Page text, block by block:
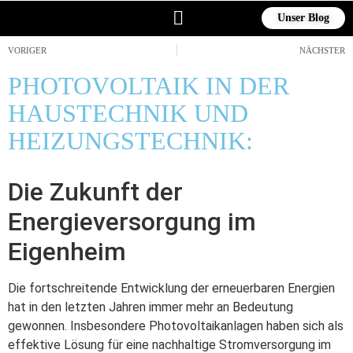
Unser Blog
VORIGER NÄCHSTER
PHOTOVOLTAIK IN DER
HAUSTECHNIK UND
HEIZUNGSTECHNIK:
Die Zukunft der
Energieversorgung im
Eigenheim
Die fortschreitende Entwicklung der erneuerbaren Energien
hat in den letzten Jahren immer mehr an Bedeutung
gewonnen. Insbesondere Photovoltaikanlagen haben sich als
effektive Lösung für eine nachhaltige Stromversorgung im